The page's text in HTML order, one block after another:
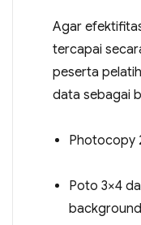
Agar
tercapai
peserta
data sebagai
Photocopy
Poto 3×4